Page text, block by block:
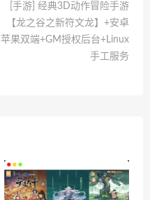
[手游] 经典3D动作冒险手游
【龙之谷之新符文龙】+安卓
苹果双端+GM授权后台+Linux
手工服务